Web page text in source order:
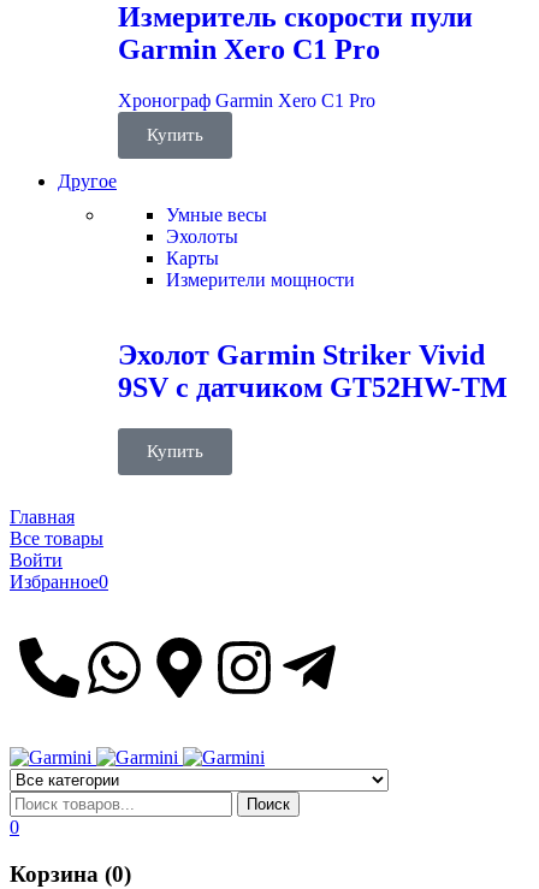
Измеритель скорости пули
Garmin Xero C1 Pro
Хронограф Garmin Xero C1 Pro
Купить
Другое
Умные весы
Эхолоты
Карты
Измерители мощности
Эхолот Garmin Striker Vivid
9SV с датчиком GT52HW-TM
Купить
Главная
Все товары
Войти
Избранное0
0
Корзина (0)